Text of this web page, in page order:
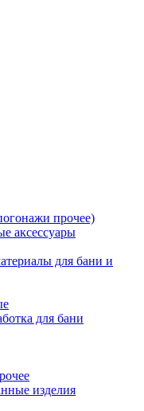
прочее)
аксессуары
для бани и
для бани
изделия